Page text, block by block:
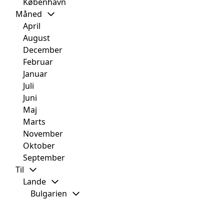
Måned
April
August
December
Februar
Januar
Juli
Juni
Maj
Marts
November
Oktober
September
Til
Lande
Bulgarien